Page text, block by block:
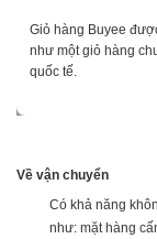
Giỏ hàng Buyee
như một giỏ hàng
quốc tế.
Về vận chuyển
Có khả năng
như: mặt hàng